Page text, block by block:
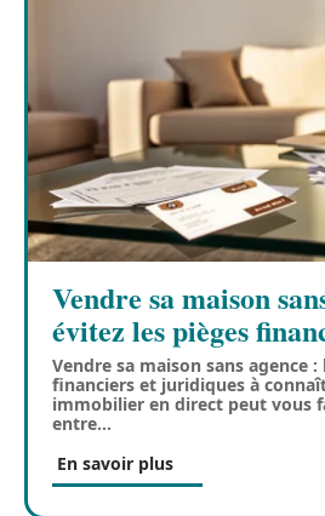
Vendre sa maison
évitez les pièges
Vendre sa maison sans agence :
financiers et juridiques à
immobilier en direct peut vous
entre…
En savoir plus